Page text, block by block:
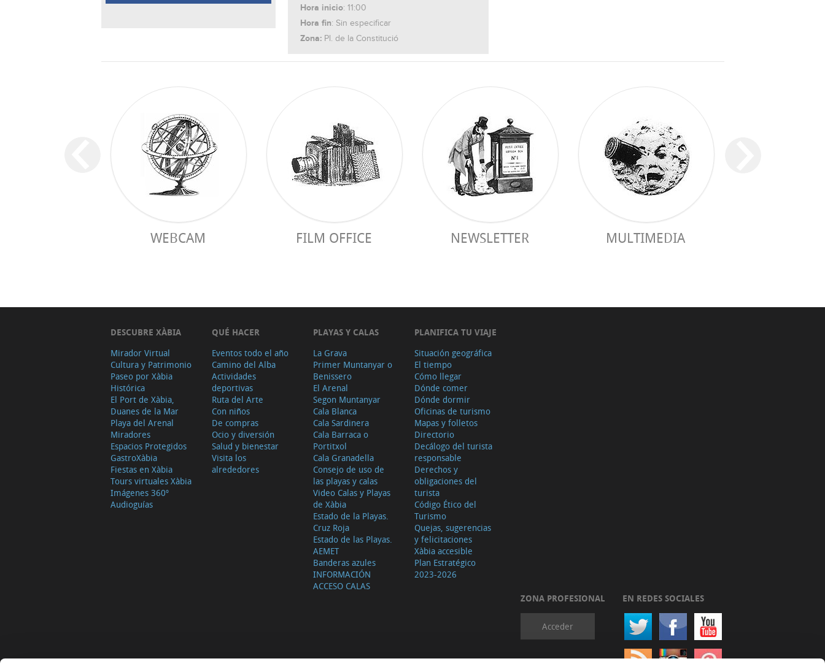
Hora inicio: 11:00
Hora fin: Sin especificar
Zona: Pl. de la Constitució
WEBCAM FILM OFFICE NEWSLETTER MULTIMEDIA
DESCUBRE XÀBIA
Mirador Virtual
Cultura y Patrimonio
Paseo por Xàbia
Histórica
El Port de Xàbia,
Duanes de la Mar
Playa del Arenal
Miradores
Espacios Protegidos
GastroXàbia
Fiestas en Xàbia
Tours virtuales Xàbia
Imágenes 360º
Audioguías
QUÉ HACER
Eventos todo el año
Camino del Alba
Actividades
deportivas
Ruta del Arte
Con niños
De compras
Ocio y diversión
Salud y bienestar
Visita los
alrededores
PLAYAS Y CALAS
La Grava
Primer Muntanyar o
Benissero
El Arenal
Segon Muntanyar
Cala Blanca
Cala Sardinera
Cala Barraca o
Portitxol
Cala Granadella
Consejo de uso de
las playas y calas
Video Calas y Playas
de Xàbia
Estado de la Playas.
Cruz Roja
Estado de las Playas.
AEMET
Banderas azules
INFORMACIÓN
ACCESO CALAS
PLANIFICA TU VIAJE
Situación geográfica
El tiempo
Cómo llegar
Dónde comer
Dónde dormir
Oficinas de turismo
Mapas y folletos
Directorio
Decálogo del turista
responsable
Derechos y
obligaciones del
turista
Código Ético del
Turismo
Quejas, sugerencias
y felicitaciones
Xàbia accesible
Plan Estratégico
2023-2026
ZONA PROFESIONAL
Acceder
EN REDES SOCIALES